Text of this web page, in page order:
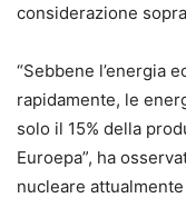
considerazione
“Sebbene l’energia
rapidamente, le
solo il 15% della
Euroepa”, ha
nucleare